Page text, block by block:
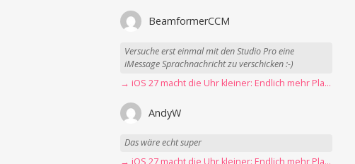
BeamformerCCM
Versuche erst einmal mit den Studio Pro eine
iMessage Sprachnachricht zu verschicken :-)
→ iOS 27 macht die Uhr kleiner: Endlich mehr Platz fürs Hintergrundbild
AndyW
Das wäre echt super
→ iOS 27 macht die Uhr kleiner: Endlich mehr Platz fürs Hintergrundbild